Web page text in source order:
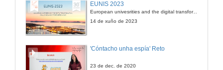
EUNIS 2023
European univesrities and the digital transformation: challenges and opportunities ahead
14 de xuño de 2023
'Cóntacho unha espía' Reto
23 de dec. de 2020